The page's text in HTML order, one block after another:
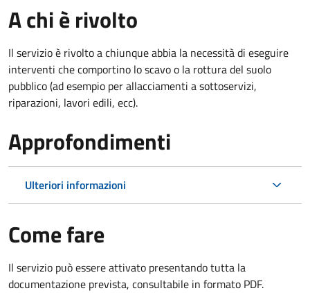
A chi è rivolto
Il servizio è rivolto a chiunque abbia la necessità di eseguire
interventi che comportino lo scavo o la rottura del suolo
pubblico (ad esempio per allacciamenti a sottoservizi,
riparazioni, lavori edili, ecc).
Approfondimenti
Ulteriori informazioni
Come fare
Il servizio può essere attivato presentando tutta la
documentazione prevista, consultabile in formato PDF.